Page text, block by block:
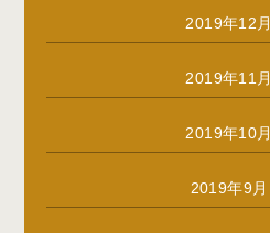
2019年12月
2019年11月
2019年10月
2019年9月